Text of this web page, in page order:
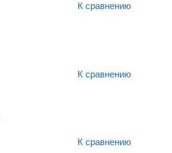
К сравнению
К сравнению
К сравнению